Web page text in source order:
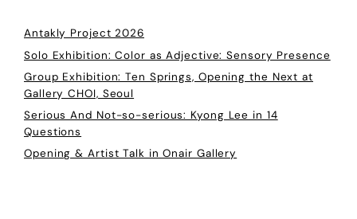
Antakly Project 2026
Solo Exhibition: Color as Adjective: Sensory Presence
Group Exhibition: Ten Springs, Opening the Next at
Gallery CHOI, Seoul
Serious And Not-so-serious: Kyong Lee in 14
Questions
Opening & Artist Talk in Onair Gallery